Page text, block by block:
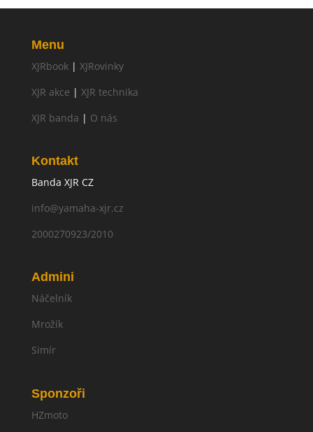
Menu
XJRbook| XJRovinky
XJR akce | XJR technika
XJR banda | O nás
Kontakt
Banda XJR CZ
info@yamaha-xjr.cz
2000270923/2010
Admini
Náčelník
Mrožík
Simír
Sponzoři
HZmoto